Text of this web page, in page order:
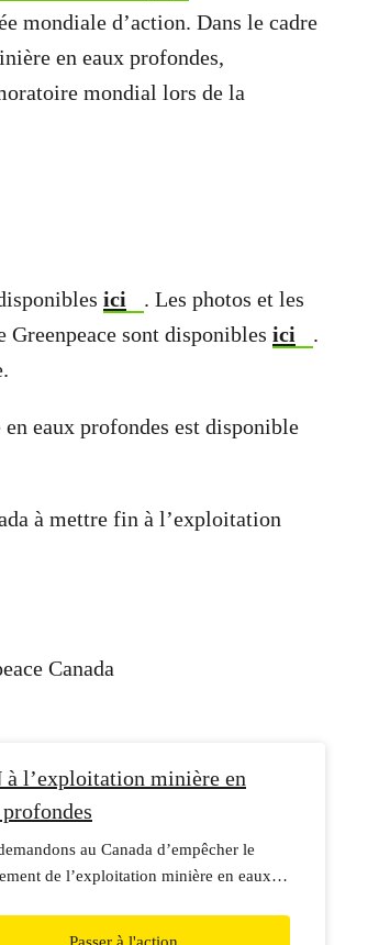
mondiale d’action. Dans le cadre
en eaux profondes,
mondial lors de la
ici
. Les photos et les
Greenpeace sont disponibles ici
.
eaux profondes est disponible
à mettre fin à l’exploitation
Canada
à l’exploitation minière en
au Canada d’empêcher le
de l’exploitation minière en eaux